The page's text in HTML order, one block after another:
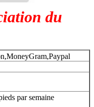
du
par semaine